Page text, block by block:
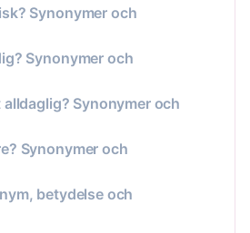
Synonymer och
Synonymer och
Synonymer och
Synonymer och
betydelse och